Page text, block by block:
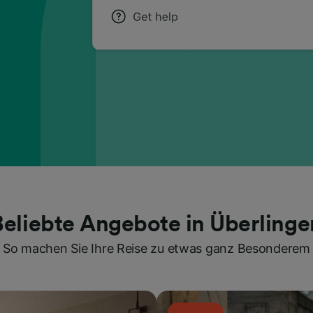
Angebote in
So machen Sie Ihre Reise zu etwas ganz Besonderem